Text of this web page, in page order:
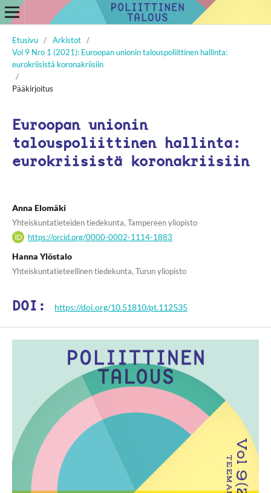
Etusivu / Arkistot /
Vol 9 Nro 1 (2021): Euroopan unionin talouspoliittinen hallinta:
eurokriisistä koronakriisiin
/
Pääkirjoitus
Euroopan unionin
talouspoliittinen hallinta:
eurokriisistä koronakriisiin
Anna Elomäki
Yhteiskuntatieteiden tiedekunta, Tampereen yliopisto
https://orcid.org/0000-0002-1114-1883
Hanna Ylöstalo
Yhteiskuntatieteellinen tiedekunta, Turun yliopisto
DOI: https://doi.org/10.51810/pt.112535